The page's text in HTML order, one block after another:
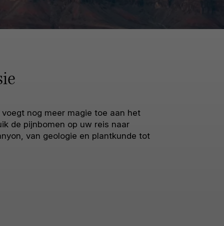
nog meer magie toe aan het
de pijnbomen op uw reis naar
van geologie en plantkunde tot